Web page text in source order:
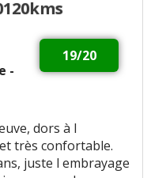
19/20
-
dors à l
très confortable.
juste l embrayage